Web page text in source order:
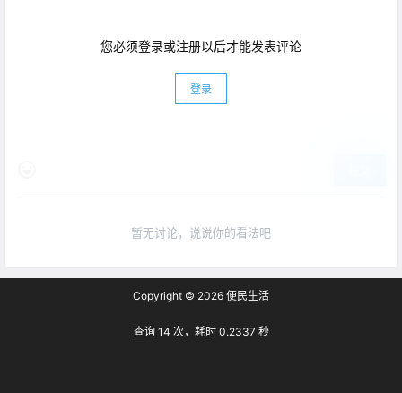
您必须登录或注册以后才能发表评论
登录
暂无讨论，说说你的看法吧
Copyright © 2026 便民生活
查询 14 次，耗时 0.2337 秒